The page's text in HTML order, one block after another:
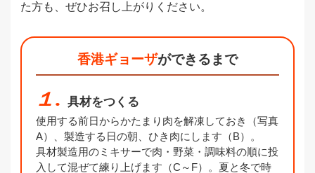
た方も、ぜひお召し上がりください。
香港ギョーザができるまで
１. 具材をつくる
使用する前日からかたまり肉を解凍しておき（写真
A）、製造する日の朝、ひき肉にします（B）。
具材製造用のミキサーで肉・野菜・調味料の順に投
入して混ぜて練り上げます（C～F）。夏と冬で時